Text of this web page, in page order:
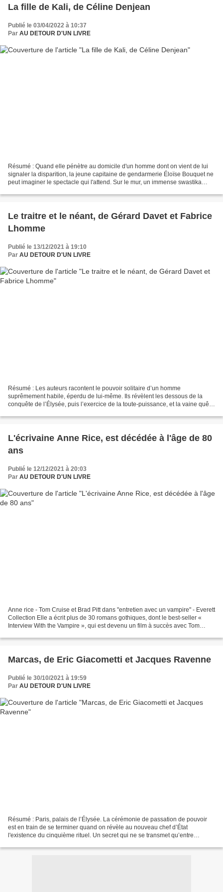
La fille de Kali, de Céline Denjean
Publié le 03/04/2022 à 10:37
Par AU DETOUR D'UN LIVRE
Résumé : Quand elle pénètre au domicile d'un homme dont on vient de lui
signaler la disparition, la jeune capitaine de gendarmerie Éloïse Bouquet ne
peut imaginer le spectacle qui l'attend. Sur le mur, un immense swastika
Le traitre et le néant, de Gérard Davet et Fabrice
Lhomme
Publié le 13/12/2021 à 19:10
Par AU DETOUR D'UN LIVRE
Résumé : Les auteurs racontent le pouvoir solitaire d’un homme
suprêmement habile, éperdu de lui-même. Ils révèlent les dessous de la
conquête de l’Élysée, puis l’exercice de la toute-puissance, et la vaine quête
L'écrivaine Anne Rice, est décédée à l'âge de 80
ans
Publié le 12/12/2021 à 20:03
Par AU DETOUR D'UN LIVRE
Anne rice - Tom Cruise et Brad Pitt dans "entretien avec un vampire" - Everett
Collection Elle a écrit plus de 30 romans gothiques, dont le best-seller «
Interview With the Vampire », qui est devenu un film à succès avec Tom
Marcas, de Eric Giacometti et Jacques Ravenne
Publié le 30/10/2021 à 19:59
Par AU DETOUR D'UN LIVRE
Résumé : Paris, palais de l’Élysée. La cérémonie de passation de pouvoir
est en train de se terminer quand on révèle au nouveau chef d’État
l'existence du cinquième rituel. Un secret qui ne se transmet qu’entre